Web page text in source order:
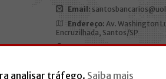
Email:
Endereço: Av. Washington
Encruzilhada, Santos/SP
CEP:11050-200
Horário de funcionamento:
analisar tráfego. Saiba mais